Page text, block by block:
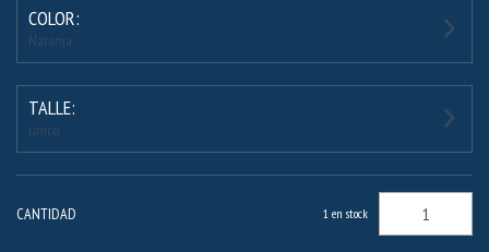
COLOR:
Naranja
TALLE:
unico
CANTIDAD 1 en stock